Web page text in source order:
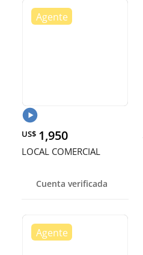
US$ 1,950
LOCAL COMERCIAL
Cuenta verificada